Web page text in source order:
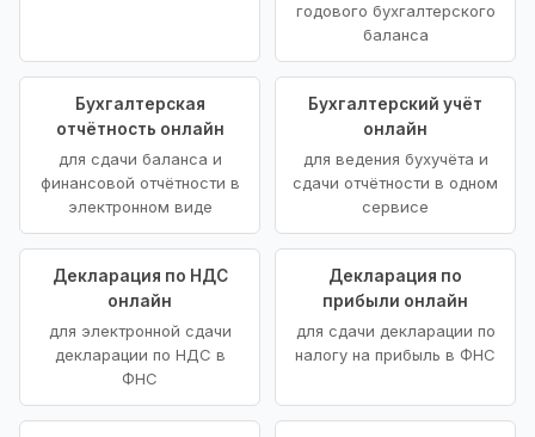
годового бухгалтерского
баланса
Бухгалтерская
отчётность онлайн
для сдачи баланса и
финансовой отчётности в
электронном виде
Бухгалтерский учёт
онлайн
для ведения бухучёта и
сдачи отчётности в одном
сервисе
Декларация по НДС
онлайн
для электронной сдачи
декларации по НДС в
ФНС
Декларация по
прибыли онлайн
для сдачи декларации по
налогу на прибыль в ФНС